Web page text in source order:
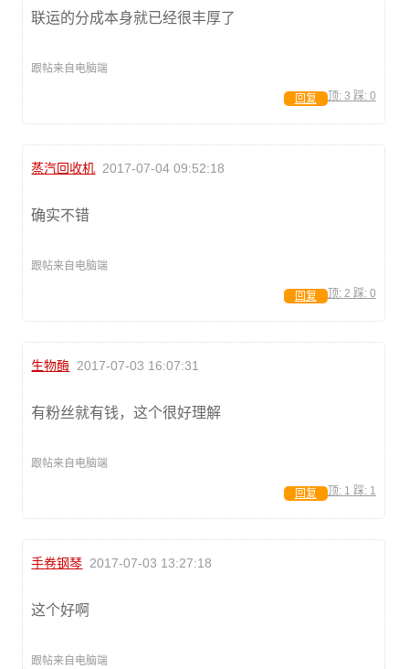
联运的分成本身就已经很丰厚了
跟帖来自电脑端
顶: 3 踩: 0
回复
蒸汽回收机 2017-07-04 09:52:18
确实不错
跟帖来自电脑端
顶: 2 踩: 0
回复
生物酶 2017-07-03 16:07:31
有粉丝就有钱，这个很好理解
跟帖来自电脑端
顶: 1 踩: 1
回复
手卷钢琴 2017-07-03 13:27:18
这个好啊
跟帖来自电脑端